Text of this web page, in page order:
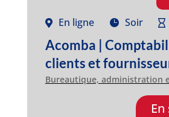
En ligne Soir
Acomba |
clients et
Bureautique, administration